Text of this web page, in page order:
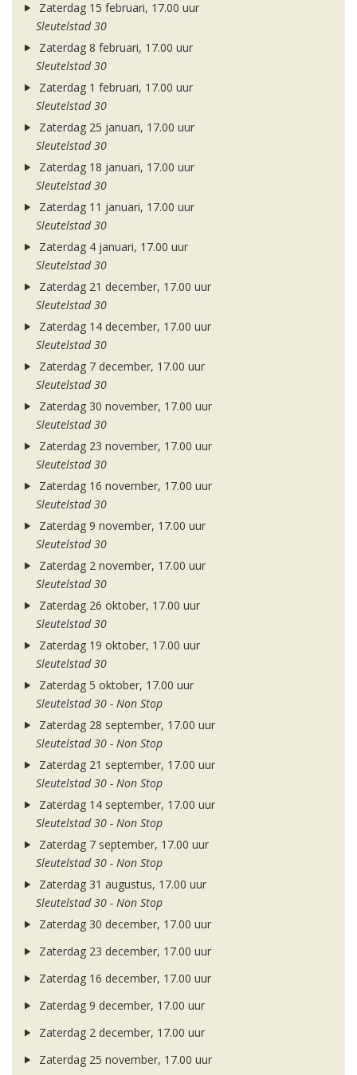
Zaterdag 15 februari, 17.00 uur
Sleutelstad 30
Zaterdag 8 februari, 17.00 uur
Sleutelstad 30
Zaterdag 1 februari, 17.00 uur
Sleutelstad 30
Zaterdag 25 januari, 17.00 uur
Sleutelstad 30
Zaterdag 18 januari, 17.00 uur
Sleutelstad 30
Zaterdag 11 januari, 17.00 uur
Sleutelstad 30
Zaterdag 4 januari, 17.00 uur
Sleutelstad 30
Zaterdag 21 december, 17.00 uur
Sleutelstad 30
Zaterdag 14 december, 17.00 uur
Sleutelstad 30
Zaterdag 7 december, 17.00 uur
Sleutelstad 30
Zaterdag 30 november, 17.00 uur
Sleutelstad 30
Zaterdag 23 november, 17.00 uur
Sleutelstad 30
Zaterdag 16 november, 17.00 uur
Sleutelstad 30
Zaterdag 9 november, 17.00 uur
Sleutelstad 30
Zaterdag 2 november, 17.00 uur
Sleutelstad 30
Zaterdag 26 oktober, 17.00 uur
Sleutelstad 30
Zaterdag 19 oktober, 17.00 uur
Sleutelstad 30
Zaterdag 5 oktober, 17.00 uur
Sleutelstad 30 - Non Stop
Zaterdag 28 september, 17.00 uur
Sleutelstad 30 - Non Stop
Zaterdag 21 september, 17.00 uur
Sleutelstad 30 - Non Stop
Zaterdag 14 september, 17.00 uur
Sleutelstad 30 - Non Stop
Zaterdag 7 september, 17.00 uur
Sleutelstad 30 - Non Stop
Zaterdag 31 augustus, 17.00 uur
Sleutelstad 30 - Non Stop
Zaterdag 30 december, 17.00 uur
Zaterdag 23 december, 17.00 uur
Zaterdag 16 december, 17.00 uur
Zaterdag 9 december, 17.00 uur
Zaterdag 2 december, 17.00 uur
Zaterdag 25 november, 17.00 uur